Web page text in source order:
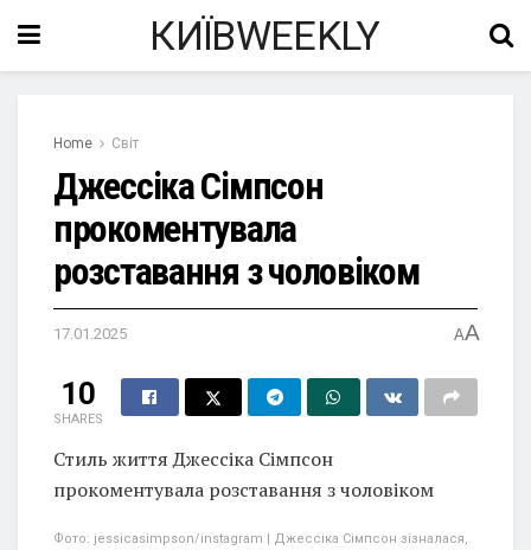
КИЇВWEEKLY
Home Світ
Джессіка Сімпсон
прокоментувала
розставання з чоловіком
17.01.2025 AA
10
SHARES
Стиль життя Джессіка Сімпсон
прокоментувала розставання з чоловіком
Фото: jessicasimpson/instagram | Джессіка Сімпсон зізналася,